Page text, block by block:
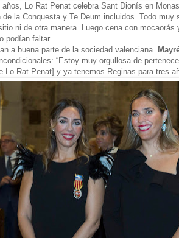
años, Lo Rat Penat celebra Sant Dionís en
de la Conquesta y Te Deum incluidos. Todo muy
ni de otra manera. Luego cena con mocaorás
podían faltar.
a buena parte de la sociedad valenciana.
“Estoy muy orgullosa de
Lo Rat Penat] y ya tenemos Reginas para tres